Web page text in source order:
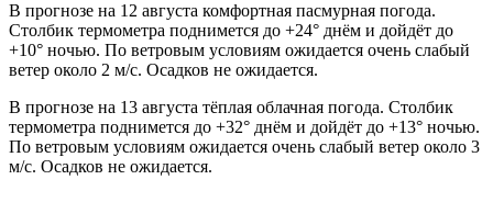
В прогнозе на 12 августа комфортная пасмурная погода.
Столбик термометра поднимется до +24° днём и дойдёт до
+10° ночью. По ветровым условиям ожидается очень слабый
ветер около 2 м/с. Осадков не ожидается.
В прогнозе на 13 августа тёплая облачная погода. Столбик
термометра поднимется до +32° днём и дойдёт до +13° ночью.
По ветровым условиям ожидается очень слабый ветер около 3
м/с. Осадков не ожидается.